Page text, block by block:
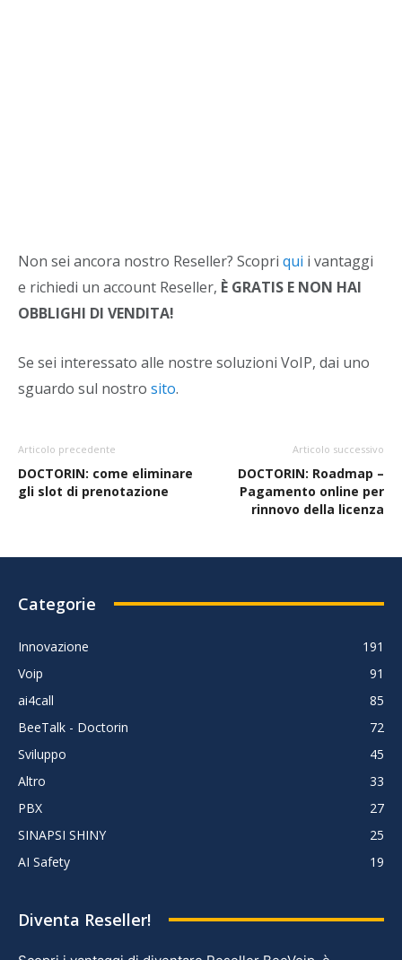
Non sei ancora nostro Reseller? Scopri qui i vantaggi
e richiedi un account Reseller, È GRATIS E NON HAI
OBBLIGHI DI VENDITA!
Se sei interessato alle nostre soluzioni VoIP, dai uno
sguardo sul nostro sito.
Articolo precedente
DOCTORIN: come eliminare
gli slot di prenotazione
Articolo successivo
DOCTORIN: Roadmap –
Pagamento online per
rinnovo della licenza
Categorie
Innovazione
191
Voip
91
ai4call
85
BeeTalk - Doctorin
72
Sviluppo
45
Altro
33
PBX
27
SINAPSI SHINY
25
AI Safety
19
Diventa Reseller!